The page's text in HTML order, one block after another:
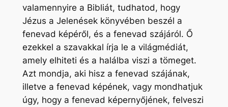
valamennyire a Bibliát, tudhatod, hogy
Jézus a Jelenések könyvében beszél a
fenevad képéről, és a fenevad szájáról. Ő
ezekkel a szavakkal írja le a világmédiát,
amely elhiteti és a halálba viszi a tömeget.
Azt mondja, aki hisz a fenevad szájának,
illetve a fenevad képének, vagy mondhatjuk
úgy, hogy a fenevad képernyőjének, felveszi